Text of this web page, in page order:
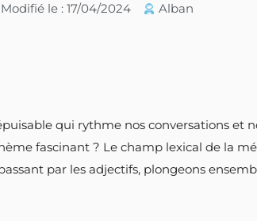
Modifié le : 17/04/2024 Alban
qui rythme nos conversations et
fascinant ? Le champ lexical de la
par les adjectifs, plongeons